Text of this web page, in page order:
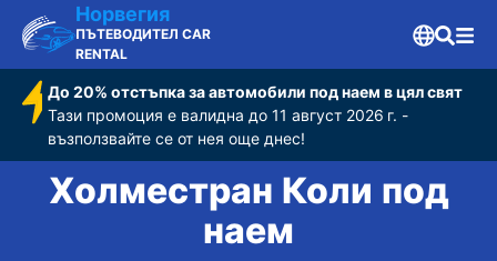
Норвегия
ПЪТЕВОДИТЕЛ CAR
RENTAL
До 20% отстъпка за автомобили под наем в цял свят
Тази промоция е валидна до 11 август 2026 г. -
възползвайте се от нея още днес!
Холместран Коли под
наем